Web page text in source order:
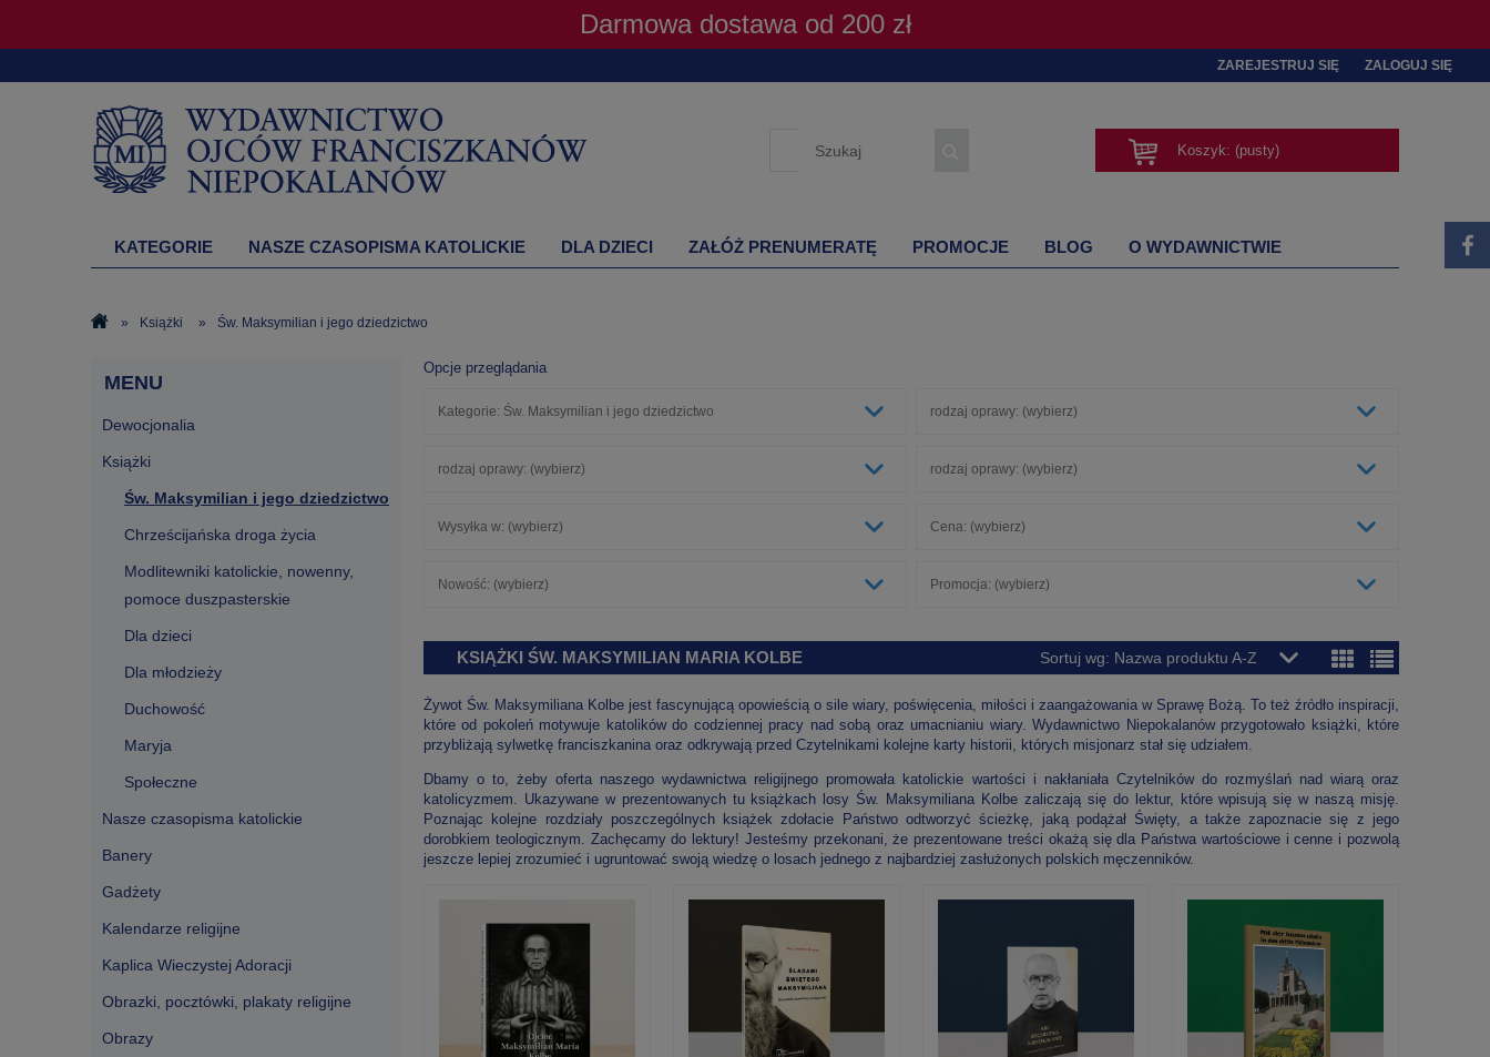
Darmowa dostawa od 200 zł
ZAREJESTRUJ SIĘ ZALOGUJ SIĘ
Koszyk: (pusty)
KATEGORIE NASZE CZASOPISMA KATOLICKIE DLA DZIECI ZAŁÓŻ PRENUMERATĘ PROMOCJE BLOG O WYDAWNICTWIE
» Książki » Św. Maksymilian i jego dziedzictwo
MENU
Dewocjonalia
Książki
Św. Maksymilian i jego dziedzictwo
Chrześcijańska droga życia
Modlitewniki katolickie, nowenny,
pomoce duszpasterskie
Dla dzieci
Dla młodzieży
Duchowość
Maryja
Społeczne
Nasze czasopisma katolickie
Banery
Gadżety
Kalendarze religijne
Kaplica Wieczystej Adoracji
Obrazki, pocztówki, plakaty religijne
Obrazy
Opcje przeglądania
Kategorie: Św. Maksymilian i jego dziedzictwo rodzaj oprawy: (wybierz)
rodzaj oprawy: (wybierz) rodzaj oprawy: (wybierz)
Wysyłka w: (wybierz) Cena: (wybierz)
Nowość: (wybierz) Promocja: (wybierz)
KSIĄŻKI ŚW. MAKSYMILIAN MARIA KOLBE Sortuj wg: Nazwa produktu A-Z
Żywot Św. Maksymiliana Kolbe jest fascynującą opowieścią o sile wiary, poświęcenia, miłości i zaangażowania w Sprawę Bożą. To też źródło inspiracji,
które od pokoleń motywuje katolików do codziennej pracy nad sobą oraz umacnianiu wiary. Wydawnictwo Niepokalanów przygotowało książki, które
przybliżają sylwetkę franciszkanina oraz odkrywają przed Czytelnikami kolejne karty historii, których misjonarz stał się udziałem.
Dbamy o to, żeby oferta naszego wydawnictwa religijnego promowała katolickie wartości i nakłaniała Czytelników do rozmyślań nad wiarą oraz
katolicyzmem. Ukazywane w prezentowanych tu książkach losy Św. Maksymiliana Kolbe zaliczają się do lektur, które wpisują się w naszą misję.
Poznając kolejne rozdziały poszczególnych książek zdołacie Państwo odtworzyć ścieżkę, jaką podążał Święty, a także zapoznacie się z jego
dorobkiem teologicznym. Zachęcamy do lektury! Jesteśmy przekonani, że prezentowane treści okażą się dla Państwa wartościowe i cenne i pozwolą
jeszcze lepiej zrozumieć i ugruntować swoją wiedzę o losach jednego z najbardziej zasłużonych polskich męczenników.